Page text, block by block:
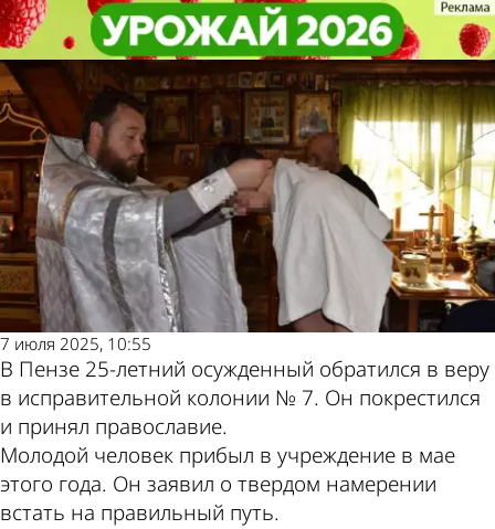
В Пензе осужденного крестили в
исправительной колонии
Из жизни
7 июля 2025, 10:55
В Пензе 25-летний осужденный обратился в веру
в исправительной колонии № 7. Он покрестился
и принял православие.
Молодой человек прибыл в учреждение в мае
этого года. Он заявил о твердом намерении
встать на правильный путь.
В Пензе осужденного крестили в
исправительной колонии
Из жизни
Другие новости по
теме
Погода и курсы
валют в Пензе